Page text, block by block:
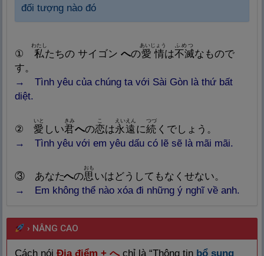
đối tượng nào đó
① 私
わたし
たちの サイゴン への愛情
あいじょう
は不滅
ふめつ
なもので
す。
→ Tình yêu của chúng ta với Sài Gòn là thứ bất
diệt.
② 愛
いと
しい君
きみ
への恋
こ
は永遠
えいえん
に続
つづ
くでしょう。
→ Tình yêu với em yêu dấu có lẽ sẽ là mãi mãi.
③ あなたへの思
おも
いはどうしてもなくせない。
→ Em không thể nào xóa đi những ý nghĩ về anh.
› NÂNG CAO
Cách nói Địa điểm + へchỉ là “Thông tin bổ sung